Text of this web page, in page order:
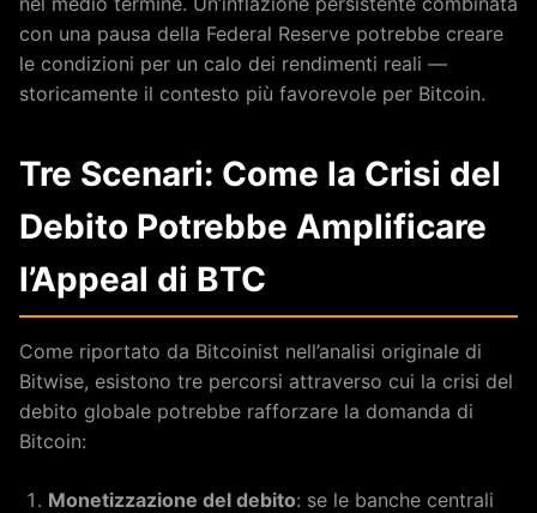
con una pausa della Federal Reserve potrebbe creare
le condizioni per un calo dei rendimenti reali —
storicamente il contesto più favorevole per Bitcoin.
Tre Scenari: Come la Crisi del
Debito Potrebbe Amplificare
l’Appeal di BTC
Come riportato da Bitcoinist nell’analisi originale di
Bitwise, esistono tre percorsi attraverso cui la crisi del
debito globale potrebbe rafforzare la domanda di
Bitcoin:
Monetizzazione del debito: se le banche centrali